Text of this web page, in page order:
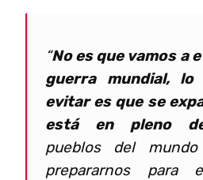
“No es que vamos a
guerra mundial,
evitar es que se
está en pleno
pueblos del
prepararnos para